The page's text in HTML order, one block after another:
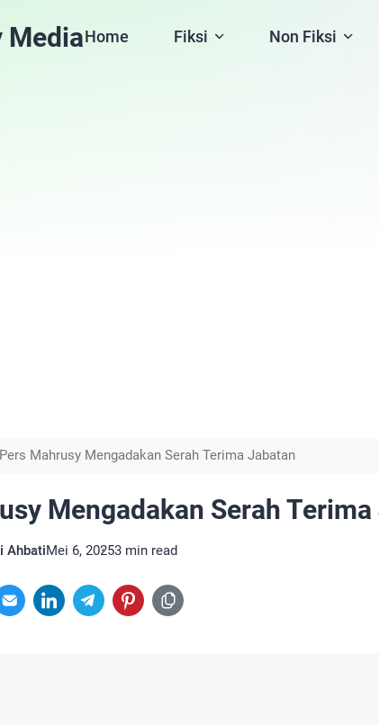
MediaHome Fiksi Non Fiksi
Pers Mahrusy Mengadakan Serah Terima Jabatan
Mengadakan Serah
AhbatiMei 6, 20253 min read